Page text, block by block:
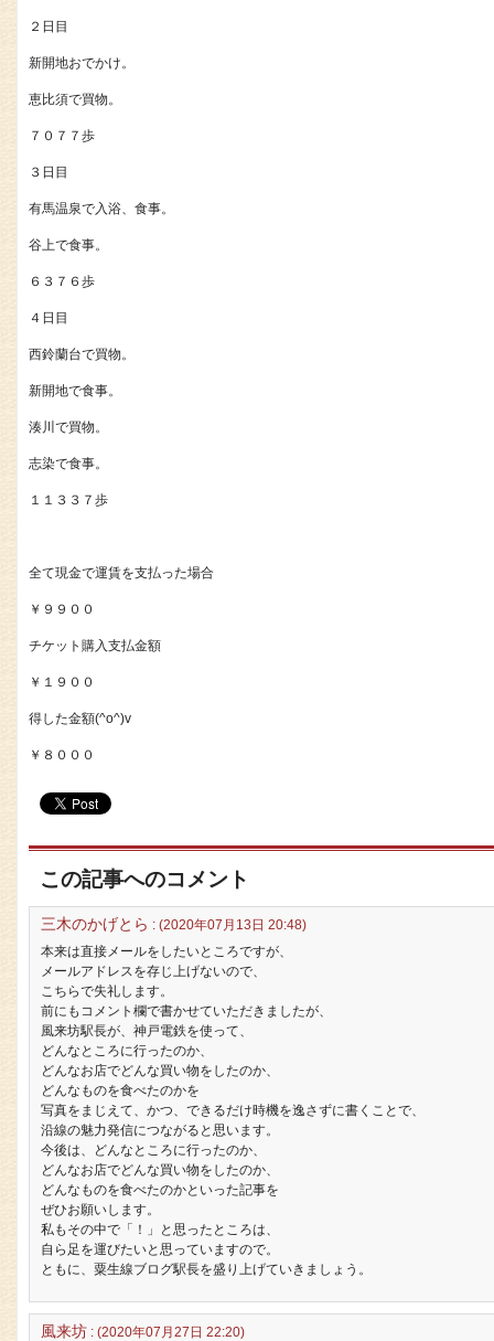
２日目
新開地おでかけ。
恵比須で買物。
７０７７歩
３日目
有馬温泉で入浴、食事。
谷上で食事。
６３７６歩
４日目
西鈴蘭台で買物。
新開地で食事。
湊川で買物。
志染で食事。
１１３３７歩
全て現金で運賃を支払った場合
￥９９００
チケット購入支払金額
￥１９００
得した金額(^o^)v
￥８０００
この記事へのコメント
三木のかげとら : (2020年07月13日 20:48)
本来は直接メールをしたいところですが、
メールアドレスを存じ上げないので、
こちらで失礼します。
前にもコメント欄で書かせていただきましたが、
風来坊駅長が、神戸電鉄を使って、
どんなところに行ったのか、
どんなお店でどんな買い物をしたのか、
どんなものを食べたのかを
写真をまじえて、かつ、できるだけ時機を逸さずに書くことで、
沿線の魅力発信につながると思います。
今後は、どんなところに行ったのか、
どんなお店でどんな買い物をしたのか、
どんなものを食べたのかといった記事を
ぜひお願いします。
私もその中で「！」と思ったところは、
自ら足を運びたいと思っていますので。
ともに、粟生線ブログ駅長を盛り上げていきましょう。
風来坊 : (2020年07月27日 22:20)